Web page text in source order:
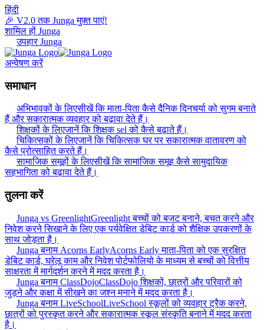
हिंदी
🎉 V2.0 तक Junga मुफ़्त पाएं!
शामिल हों Junga
उपहार Junga
अन्वेषण करें
समाधान
अभिभावकों के लिएसीखें कि माता-पिता कैसे दैनिक दिनचर्या को सुगम बनाते
हैं और सकारात्मक व्यवहार को बढ़ावा देते हैं।
शिक्षकों के लिएजानें कि शिक्षक sel को कैसे बढ़ाते हैं।
चिकित्सकों के लिएजानें कि चिकित्सक घर पर सकारात्मक वातावरण को
कैसे प्रोत्साहित करते हैं।
सामाजिक समूहों के लिएसीखें कि सामाजिक समूह कैसे सामुदायिक
सहभागिता को बढ़ावा देते हैं।
तुलना करें
Junga vs GreenlightGreenlight बच्चों को बजट बनाने, बचत करने और
निवेश करने सिखाने के लिए एक पर्यवेक्षित डेबिट कार्ड को शैक्षिक उपकरणों के
साथ जोड़ता है।
Junga बनाम Acorns EarlyAcorns Early माता-पिता को एक सुरक्षित
डेबिट कार्ड, घरेलू काम और निवेश पोर्टफोलियो के माध्यम से बच्चों को वित्तीय
साक्षरता में मार्गदर्शन करने में मदद करता है।
Junga बनाम ClassDojoClassDojo शिक्षकों, छात्रों और परिवारों को
जुड़ने और कक्षा में सीखने का जश्न मनाने में मदद करता है।
Junga बनाम LiveSchoolLiveSchool स्कूलों को व्यवहार ट्रैक करने,
छात्रों को पुरस्कृत करने और सकारात्मक स्कूल संस्कृति बनाने में मदद करता
है।